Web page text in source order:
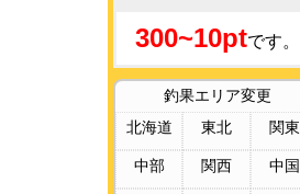
300~10ptです。
釣果エリア変更
北海道
東北 関東
中部 関西 中国